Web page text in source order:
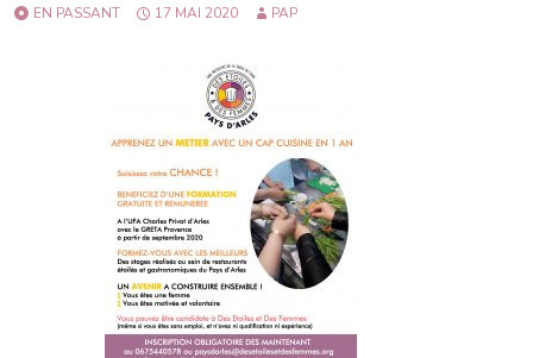
EN PASSANT
17 MAI 2020 PAP